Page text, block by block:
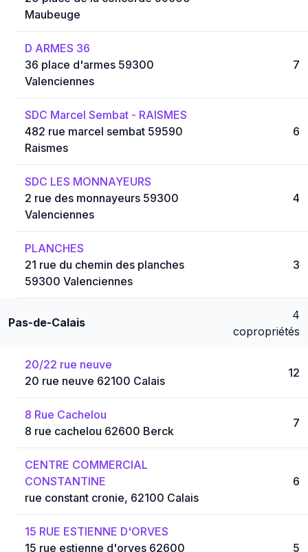
Maubeuge
D ARMES 36
36 place d'armes 59300
Valenciennes
7
SDC Marcel Sembat - RAISMES
482 rue marcel sembat 59590
Raismes
6
SDC LES MONNAYEURS
2 rue des monnayeurs 59300
Valenciennes
4
PLANCHES
21 rue du chemin des planches
59300 Valenciennes
3
Pas-de-Calais
4
copropriétés
20/22 rue neuve
20 rue neuve 62100 Calais
12
8 Rue Cachelou
8 rue cachelou 62600 Berck
7
CENTRE COMMERCIAL
CONSTANTINE
rue constant cronie, 62100 Calais
6
15 RUE ESTIENNE D'ORVES
15 rue estienne d'orves 62600
5